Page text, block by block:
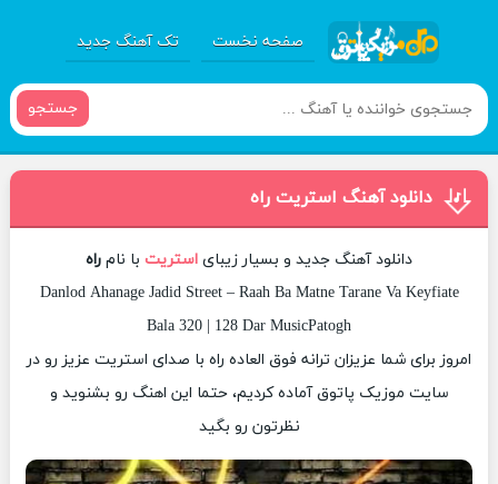
صفحه نخست تک آهنگ جدید
جستجو
دانلود آهنگ استریت راه
دانلود آهنگ جدید و بسیار زیبای استریت با نام راه
Danlod Ahanage Jadid Street – Raah Ba Matne Tarane Va Keyfiate
Bala 320 | 128 Dar MusicPatogh
امروز برای شما عزیزان ترانه فوق العاده راه با صدای استریت عزیز رو در
سایت موزیک پاتوق آماده کردیم، حتما این اهنگ رو بشنوید و
نظرتون رو بگید